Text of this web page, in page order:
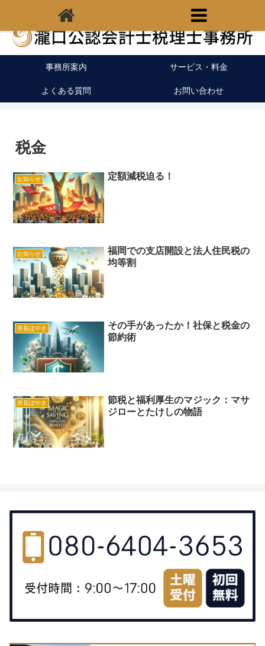
福岡県宗像市の税理士｜開業支援｜クラウド会計
事務所案内 サービス・料金
よくある質問 お問い合わせ
税金
お知らせ 定額減税迫る！
お知らせ
福岡での支店開設と法人住民税の
均等割
所長ぼやき
その手があったか！社保と税金の
節約術
所長ぼやき
節税と福利厚生のマジック：マサ
ジローとたけしの物語